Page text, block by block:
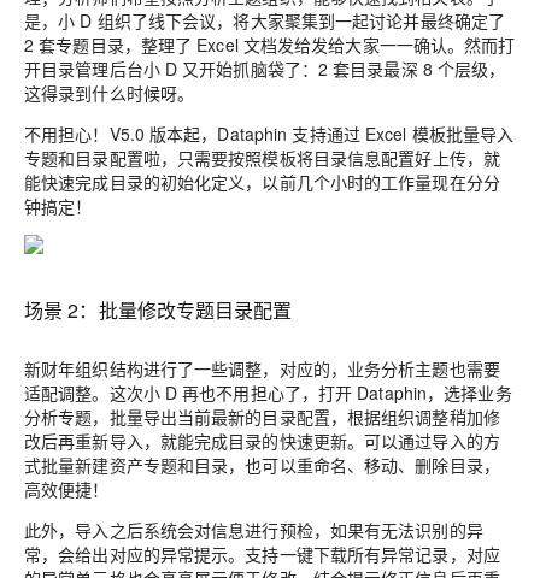
是，小 D 组织了线下会议，将大家聚集到一起讨论并最终确定了
2 套专题目录，整理了 Excel 文档发给发给大家一一确认。然而打
开目录管理后台小 D 又开始抓脑袋了：2 套目录最深 8 个层级，
这得录到什么时候呀。
不用担心！V5.0 版本起，Dataphin 支持通过 Excel 模板批量导入
专题和目录配置啦，只需要按照模板将目录信息配置好上传，就
能快速完成目录的初始化定义，以前几个小时的工作量现在分分
钟搞定！
场景 2：批量修改专题目录配置
新财年组织结构进行了一些调整，对应的，业务分析主题也需要
适配调整。这次小 D 再也不用担心了，打开 Dataphin，选择业务
分析专题，批量导出当前最新的目录配置，根据组织调整稍加修
改后再重新导入，就能完成目录的快速更新。可以通过导入的方
式批量新建资产专题和目录，也可以重命名、移动、删除目录，
高效便捷！
此外，导入之后系统会对信息进行预检，如果有无法识别的异
常，会给出对应的异常提示。支持一键下载所有异常记录，对应